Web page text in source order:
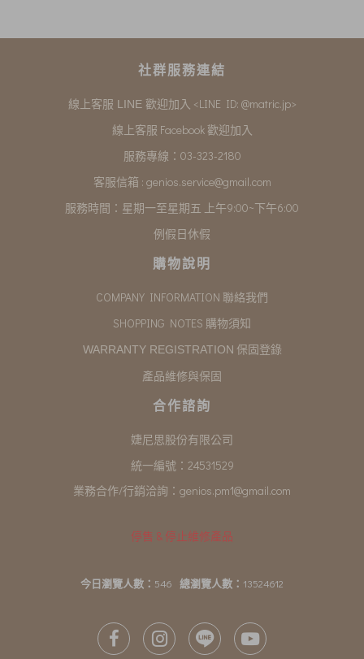
社群服務連結
線上客服 LINE 歡迎加入 <LINE ID: @matric.jp>
線上客服 Facebook 歡迎加入
服務專線：03-323-2180
客服信箱 : genios.service@gmail.com
服務時間：星期一至星期五 上午9:00~下午6:00
例假日休假
購物說明
COMPANY INFORMATION 聯絡我們
SHOPPING NOTES 購物須知
WARRANTY REGISTRATION 保固登錄
產品維修與保固
合作諮詢
婕尼思股份有限公司
統一編號：24531529
業務合作/行銷洽詢： genios.pm1@gmail.com
停售 & 停止維修產品
今日瀏覽人數： 546 總瀏覽人數： 13524612